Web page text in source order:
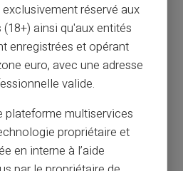
réservé aux
ainsi qu'aux entités
enregistrées et opérant
euro, avec une adresse
valide.
plateforme multiservices
propriétaire et
en interne à l’aide